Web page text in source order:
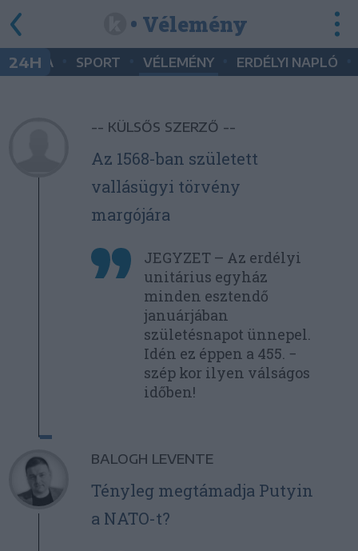
• Vélemény
24H SPORT VÉLEMÉNY ERDÉLYI NAPLÓ
-- KÜLSŐS SZERZŐ --
Az 1568-ban született
vallásügyi törvény
margójára
JEGYZET – Az erdélyi
unitárius egyház
minden esztendő
januárjában
születésnapot ünnepel.
Idén ez éppen a 455. −
szép kor ilyen válságos
időben!
BALOGH LEVENTE
Tényleg megtámadja Putyin
a NATO-t?